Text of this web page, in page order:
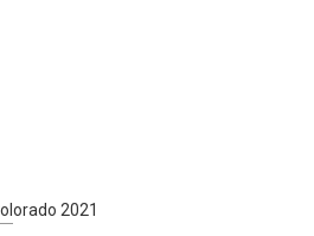
2021